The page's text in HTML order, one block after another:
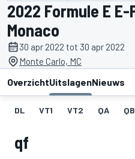
2022 Formule E
Monaco
30 apr 2022 tot 30 apr 2022
Monte Carlo, MC
OverzichtUitslagenNieuws
DL VT1 VT2 QA QB
qf